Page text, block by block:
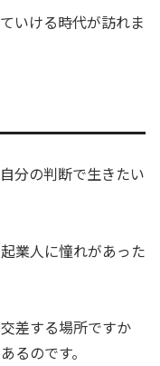
いける時代が訪れま
分の判断で生きたい
業人に憧れがあった
差する場所ですか
るのです。